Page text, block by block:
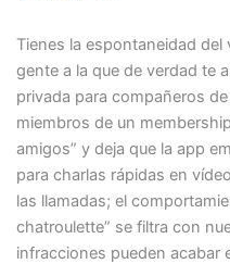
Tienes la espontaneidad
gente a la que de verdad te
privada para compañeros
miembros de un
amigos” y deja que la app
para charlas rápidas en
las llamadas; el
chatroulette” se filtra con
infracciones pueden acabar